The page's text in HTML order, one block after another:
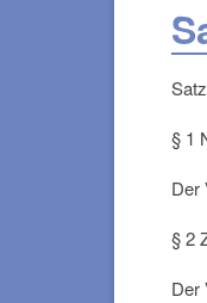
§ 1
Der
§ 2
Der